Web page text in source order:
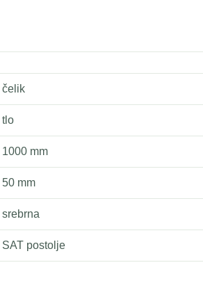
čelik
tlo
1000 mm
50 mm
srebrna
SAT postolje